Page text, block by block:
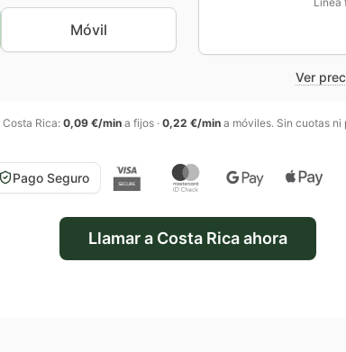
Móvil
Ver
Costa Rica: 0,09 €/min a fijos · 0,22 €/min a móviles. Sin cuotas ni
Pago Seguro
Llamar a Costa Ricaahora